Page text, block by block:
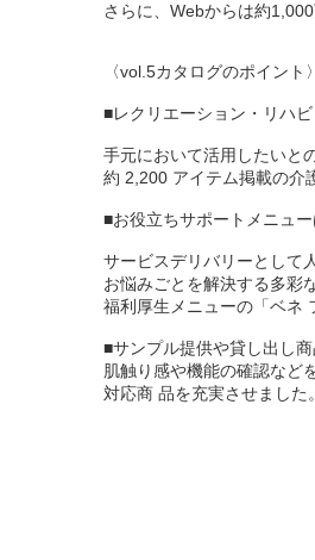
さらに、Webからは約
〈vol.5カタログのポイント〉
■レクリエーション・リハ
手元において活用したいと
約 2,200 アイテム掲載の介
■お役立ちサポートメニュ
サービスデリバリーとして
お悩みごとを解決する多彩
福利厚生メニューの「ベネ
■サンプル提供や貸し出し
肌触り感や機能の確認など
対応商 品を充実させました。